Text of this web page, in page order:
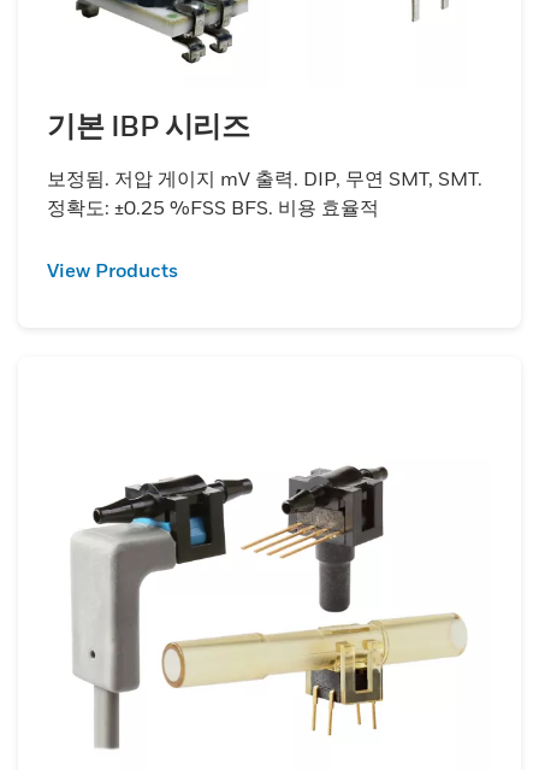
기본 IBP 시리즈
보정됨. 저압 게이지 mV 출력. DIP, 무연 SMT, SMT.
정확도: ±0.25 %FSS BFS. 비용 효율적
View Products